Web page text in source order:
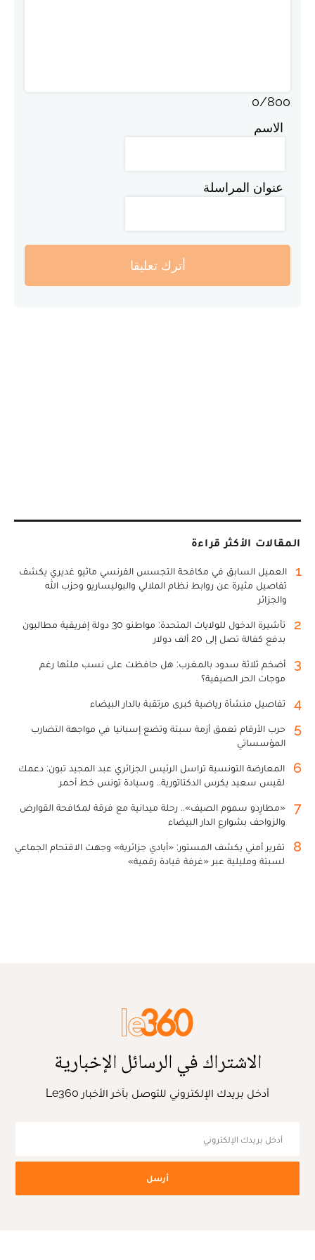
0/800
الاسم
عنوان المراسلة
أترك تعليقا
المقالات الأكثر قراءة
1
العميل السابق في مكافحة التجسس الفرنسي ماثيو غديري يكشف
تفاصيل مثيرة عن روابط نظام الملالي والبوليساريو وحزب الله
والجزائر
2
تأشيرة الدخول للولايات المتحدة: مواطنو 30 دولة إفريقية مطالبون
بدفع كفالة تصل إلى 20 ألف دولار
3
أضخم ثلاثة سدود بالمغرب: هل حافظت على نسب ملئها رغم
موجات الحر الصيفية؟
4 تفاصيل منشأة رياضية كبرى مرتقبة بالدار البيضاء
5
حرب الأرقام تعمق أزمة سبتة وتضع إسبانيا في مواجهة التضارب
المؤسساتي
6
المعارضة التونسية تراسل الرئيس الجزائري عبد المجيد تبون: دعمك
لقيس سعيد يكرس الدكتاتورية.. وسيادة تونس خط أحمر
7
«مطارِدو سموم الصيف».. رحلة ميدانية مع فرقة لمكافحة القوارض
والزواحف بشوارع الدار البيضاء
8
تقرير أمني يكشف المستور: «أيادي جزائرية» وجهت الاقتحام الجماعي
لسبتة ومليلية عبر «غرفة قيادة رقمية»
الاشتراك في الرسائل الإخبارية
أدخل بريدك الإلكتروني للتوصل بآخر الأخبار Le360
أرسل